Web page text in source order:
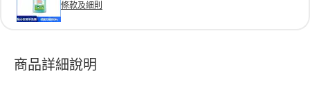
條款及細則
商品詳細說明